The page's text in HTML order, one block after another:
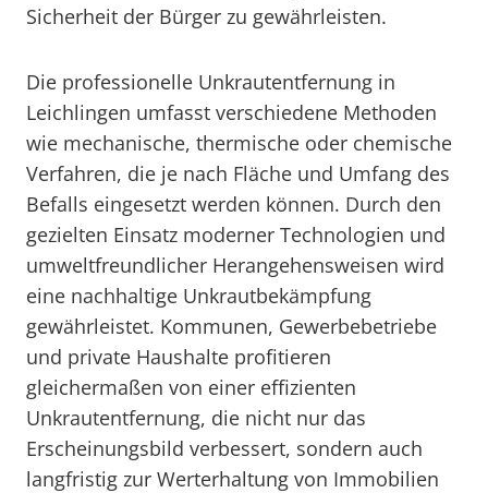
Sicherheit der Bürger zu gewährleisten.
Die professionelle Unkrautentfernung in
Leichlingen umfasst verschiedene Methoden
wie mechanische, thermische oder chemische
Verfahren, die je nach Fläche und Umfang des
Befalls eingesetzt werden können. Durch den
gezielten Einsatz moderner Technologien und
umweltfreundlicher Herangehensweisen wird
eine nachhaltige Unkrautbekämpfung
gewährleistet. Kommunen, Gewerbebetriebe
und private Haushalte profitieren
gleichermaßen von einer effizienten
Unkrautentfernung, die nicht nur das
Erscheinungsbild verbessert, sondern auch
langfristig zur Werterhaltung von Immobilien